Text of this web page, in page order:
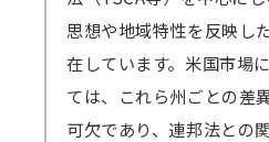
サインアップをせずブラ
です。
→ 参加方法はこちら
→一部のブラウザは音声
視聴期間はセミナー
起点に1週間となります。
ex）2/6（月）開催 セミ
でに配信開始 → 2/17（金
思想や地域特性を反映し
在しています。米国市場
ては、これら州ごとの差
可欠であり、連邦法との